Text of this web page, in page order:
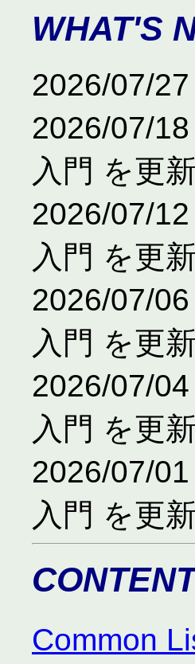
WHAT'S
2026/07/27
2026/07/
入門 を更新
2026/07/
入門 を更新
2026/07/
入門 を更新
2026/07/
入門 を更新
2026/07/
入門 を更新
Common